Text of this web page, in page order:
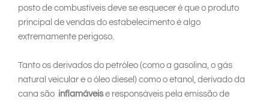
posto de combustíveis deve se esquecer é que o produto
principal de vendas do estabelecimento é algo
extremamente perigoso.
Tanto os derivados do petróleo (como a gasolina, o gás
natural veicular e o óleo diesel) como o etanol, derivado da
cana são inflamáveise responsáveis pela emissão de